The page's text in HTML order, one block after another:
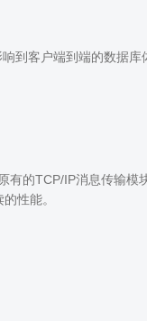
到客户端到端的数据
的TCP/IP消息传输模
性能。